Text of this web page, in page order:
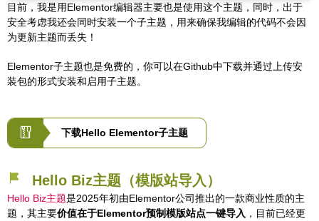
目前，我是用Elementor编辑器主要也是使用这个主题，同时，出于
安全考虑我还会同时安装一个子主题，用来确保我编辑的代码不会因
为更新主题而丢失！
Elementor子主题也是免费的，你可以在Github中下载并通过上传安
装包的形式安装和启用子主题。
下载Hello Elementor子主题
Hello Biz主题（模版站导入）
Hello Biz主题是2025年初由Elementor公司推出的一款商业性质的主
题，其主要价值在于Elementor预制模版站点一键导入 ，目前已经更